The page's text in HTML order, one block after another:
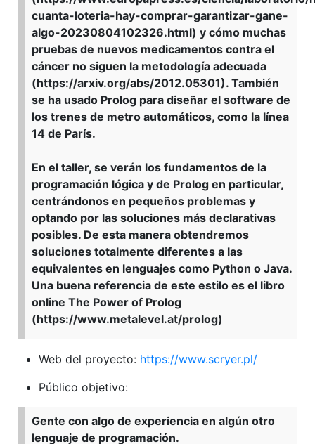
cuanta-loteria-hay-comprar-garantizar-gane-
algo-20230804102326.html) y cómo muchas
pruebas de nuevos medicamentos contra el
cáncer no siguen la metodología adecuada
(https://arxiv.org/abs/2012.05301). También
se ha usado Prolog para diseñar el software de
los trenes de metro automáticos, como la línea
14 de París.
En el taller, se verán los fundamentos de la
programación lógica y de Prolog en particular,
centrándonos en pequeños problemas y
optando por las soluciones más declarativas
posibles. De esta manera obtendremos
soluciones totalmente diferentes a las
equivalentes en lenguajes como Python o Java.
Una buena referencia de este estilo es el libro
online The Power of Prolog
(https://www.metalevel.at/prolog)
Web del proyecto: https://www.scryer.pl/
Público objetivo:
Gente con algo de experiencia en algún otro
lenguaje de programación.